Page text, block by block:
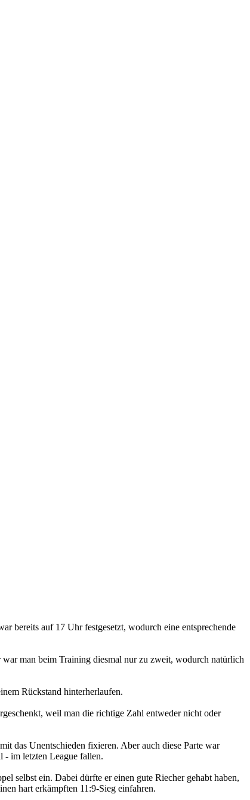
bereits auf 17 Uhr festgesetzt, wodurch eine entsprechende
man beim Training diesmal nur zu zweit, wodurch natürlich
Rückstand hinterherlaufen.
weil man die richtige Zahl entweder nicht oder
das Unentschieden fixieren. Aber auch diese Parte war
- im letzten League fallen.
selbst ein. Dabei dürfte er einen gute Riecher gehabt haben,
hart erkämpften 11:9-Sieg einfahren.